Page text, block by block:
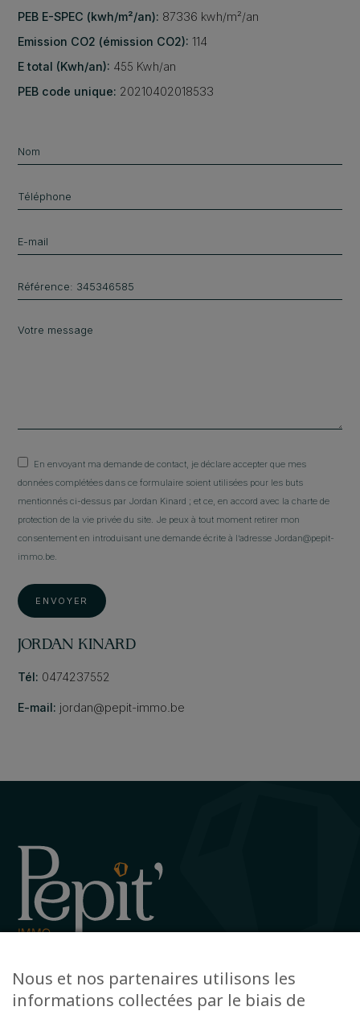
PEB E-SPEC (kwh/m²/an): 87336 kwh/m²/an
Emission CO2 (émission CO2): 114
E total (Kwh/an): 455 Kwh/an
PEB code unique: 20210402018533
En envoyant ma demande de contact, je déclare accepter que mes
données complétées dans ce formulaire soient utilisées pour les buts
mentionnés ci-dessus par Jordan Kinard ; et ce, en accord avec la charte de
protection de la vie privée du site. Je peux à tout moment retirer mon
consentement en introduisant une demande écrite à l’adresse Jordan@pepit-
immo.be.
ENVOYER
JORDAN KINARD
Tél: 0474237552
E-mail: jordan@pepit-immo.be
+32 63 78 51 51
info@pepit-immo.be
Nous et nos partenaires utilisons les
informations collectées par le biais de